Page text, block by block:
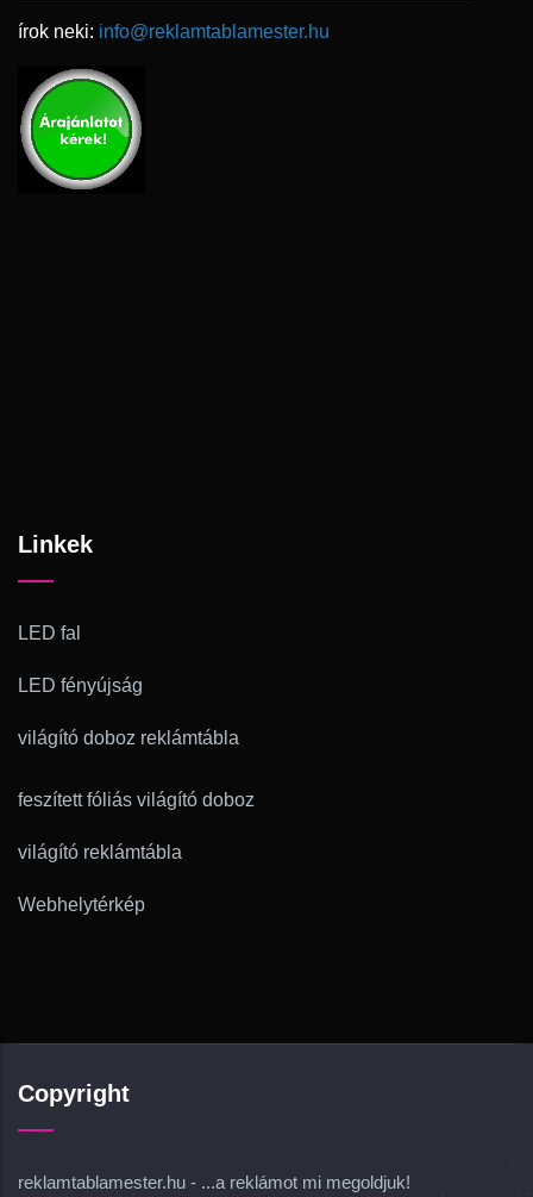
írok neki: info@reklamtablamester.hu
Linkek
LED fal
LED fényújság
világító doboz reklámtábla
feszített fóliás világító doboz
világító reklámtábla
Webhelytérkép
Copyright
reklamtablamester.hu - ...a reklámot mi megoldjuk!